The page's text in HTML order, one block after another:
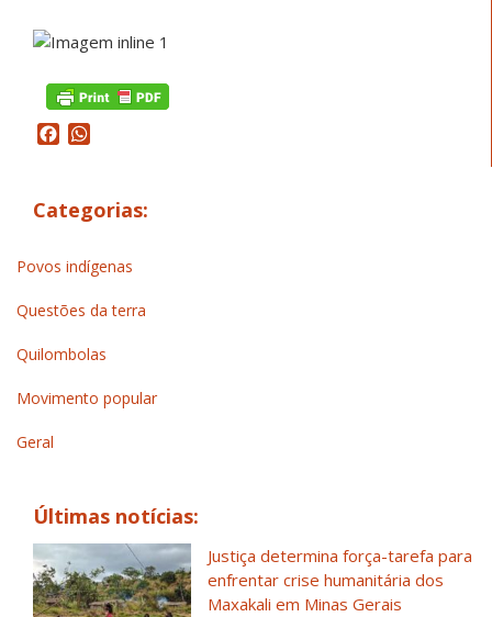
Facebook
Categorias:
Povos indígenas
Questões da terra
Quilombolas
Movimento popular
Geral
Últimas notícias:
Justiça determina força-tarefa para
enfrentar crise humanitária dos
Maxakali em Minas Gerais